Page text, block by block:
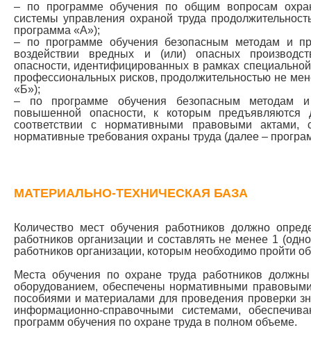
– по программе обучения по общим вопросам
системы управления охраной труда
программа «А»);
– по программе обучения безопасным методам и
воздействии вредных и (или) опасных
опасности, идентифицированных в рамках
профессиональных рисков, продолжительностью не
«Б»);
– по программе обучения безопасным методам
повышенной опасности, к которым предъявляются
соответствии с нормативными правовыми актами,
нормативные требования охраны труда (далее –
МАТЕРИАЛЬНО-ТЕХНИЧЕСКАЯ БАЗА
Количество мест обучения работников должно
работников организации и составлять не менее 1
работников организации, которым необходимо пройти
Места обучения по охране труда работников
оборудованием, обеспечены нормативными
пособиями и материалами для проведения проверки
информационно-справочными системами,
программ обучения по охране труда в полном объеме.